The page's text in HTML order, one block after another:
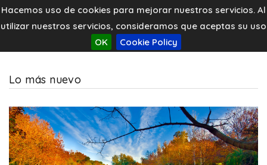
Hacemos uso de cookies para mejorar nuestros servicios. Al
utilizar nuestros servicios, consideramos que aceptas su uso
OK
Cookie Policy
Lo más nuevo